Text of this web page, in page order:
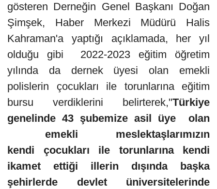
gösteren Derneğin Genel Başkanı Doğan
Şimşek, Haber Merkezi Müdürü Halis
Kahraman'a yaptığı açıklamada, her yıl
olduğu gibi 2022-2023 eğitim öğretim
yılında da dernek üyesi olan emekli
polislerin çocukları ile torunlarına eğitim
bursu verdiklerini belirterek,"Türkiye
genelinde 43 şubemize asil üye olan
emekli meslektaşlarımızın
kendi çocukları ile torunlarına kendi
ikamet ettiği illerin dışında başka
şehirlerde devlet üniversitelerinde